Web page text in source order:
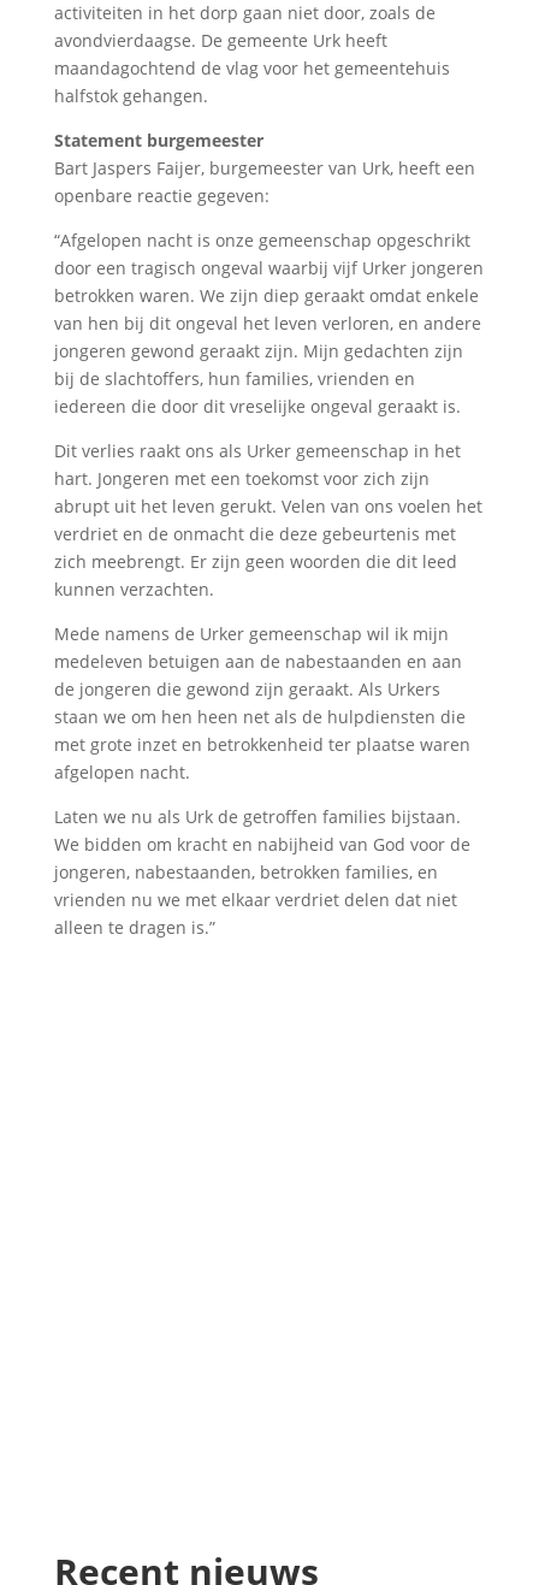
activiteiten in het dorp gaan niet door, zoals de
avondvierdaagse. De gemeente Urk heeft
maandagochtend de vlag voor het gemeentehuis
halfstok gehangen.
Statement burgemeester
Bart Jaspers Faijer, burgemeester van Urk, heeft een
openbare reactie gegeven:
“Afgelopen nacht is onze gemeenschap opgeschrikt
door een tragisch ongeval waarbij vijf Urker jongeren
betrokken waren. We zijn diep geraakt omdat enkele
van hen bij dit ongeval het leven verloren, en andere
jongeren gewond geraakt zijn. Mijn gedachten zijn
bij de slachtoffers, hun families, vrienden en
iedereen die door dit vreselijke ongeval geraakt is.
Dit verlies raakt ons als Urker gemeenschap in het
hart. Jongeren met een toekomst voor zich zijn
abrupt uit het leven gerukt. Velen van ons voelen het
verdriet en de onmacht die deze gebeurtenis met
zich meebrengt. Er zijn geen woorden die dit leed
kunnen verzachten.
Mede namens de Urker gemeenschap wil ik mijn
medeleven betuigen aan de nabestaanden en aan
de jongeren die gewond zijn geraakt. Als Urkers
staan we om hen heen net als de hulpdiensten die
met grote inzet en betrokkenheid ter plaatse waren
afgelopen nacht.
Laten we nu als Urk de getroffen families bijstaan.
We bidden om kracht en nabijheid van God voor de
jongeren, nabestaanden, betrokken families, en
vrienden nu we met elkaar verdriet delen dat niet
alleen te dragen is.”
Recent nieuws